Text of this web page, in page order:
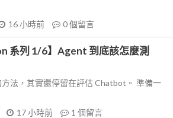
16 小時前 0個留言
系列 1/6】Agent 到底該怎麼測
法，其實還停留在評估 Chatbot。 準備一
17 小時前 1 個留言